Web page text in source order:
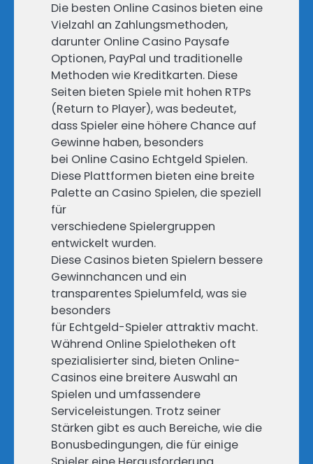
Die besten Online Casinos bieten eine
Vielzahl an Zahlungsmethoden,
darunter Online Casino Paysafe
Optionen, PayPal und traditionelle
Methoden wie Kreditkarten. Diese
Seiten bieten Spiele mit hohen RTPs
(Return to Player), was bedeutet,
dass Spieler eine höhere Chance auf
Gewinne haben, besonders
bei Online Casino Echtgeld Spielen.
Diese Plattformen bieten eine breite
Palette an Casino Spielen, die speziell
für
verschiedene Spielergruppen
entwickelt wurden.
Diese Casinos bieten Spielern bessere
Gewinnchancen und ein
transparentes Spielumfeld, was sie
besonders
für Echtgeld-Spieler attraktiv macht.
Während Online Spielotheken oft
spezialisierter sind, bieten Online-
Casinos eine breitere Auswahl an
Spielen und umfassendere
Serviceleistungen. Trotz seiner
Stärken gibt es auch Bereiche, wie die
Bonusbedingungen, die für einige